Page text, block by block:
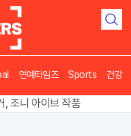
검
연예타임즈 Sports 건강
, 2주차 경선 요동
, 조니 아이브 작품
소리‥코브라였다